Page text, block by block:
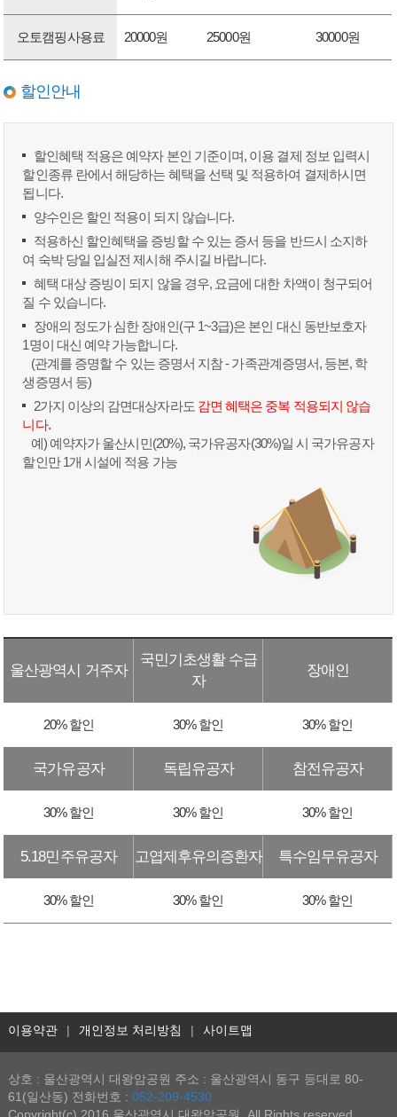
오토캠핑사용료 20000원 25000원 30000원
할인안내
할인혜택 적용은 예약자 본인 기준이며, 이용 결제 정보 입력시
할인종류 란에서 해당하는 혜택을 선택 및 적용하여 결제하시면
됩니다.
양수인은 할인 적용이 되지 않습니다.
적용하신 할인혜택을 증빙할 수 있는 증서 등을 반드시 소지하
여 숙박 당일 입실전 제시해 주시길 바랍니다.
혜택 대상 증빙이 되지 않을 경우, 요금에 대한 차액이 청구되어
질 수 있습니다.
장애의 정도가 심한 장애인(구 1~3급)은 본인 대신 동반보호자
1명이 대신 예약 가능합니다.
(관계를 증명할 수 있는 증명서 지참 - 가족관계증명서, 등본, 학
생증명서 등)
2가지 이상의 감면대상자라도 감면 혜택은 중복 적용되지 않습
니다.
예) 예약자가 울산시민(20%), 국가유공자(30%)일 시 국가유공자
할인만 1개 시설에 적용 가능
울산광역시 거주자
국민기초생활 수급
자
장애인
20% 할인 30% 할인 30% 할인
국가유공자 독립유공자 참전유공자
30% 할인 30% 할인 30% 할인
5.18민주유공자 고엽제후유의증환자 특수임무유공자
30% 할인 30% 할인 30% 할인
이용약관 | 개인정보 처리방침 | 사이트맵
상호 : 울산광역시 대왕암공원 주소 : 울산광역시 동구 등대로 80-
61(일산동) 전화번호 : 052-209-4530